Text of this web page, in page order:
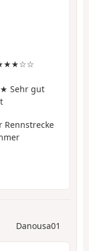
Sehr gut
Rennstrecke
Danousa01